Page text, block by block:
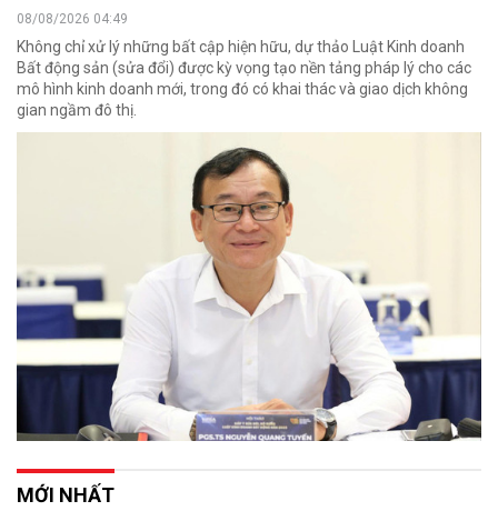
08/08/2026 04:49
Không chỉ xử lý những bất cập hiện hữu, dự thảo Luật Kinh doanh
Bất động sản (sửa đổi) được kỳ vọng tạo nền tảng pháp lý cho các
mô hình kinh doanh mới, trong đó có khai thác và giao dịch không
gian ngầm đô thị.
MỚI NHẤT